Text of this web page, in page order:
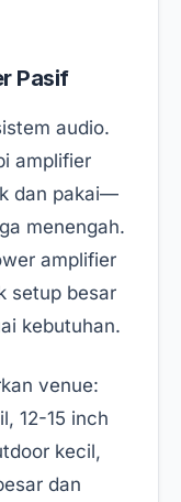
Pasif
audio.
amplifier
dan pakai—
menengah.
amplifier
setup besar
kebutuhan.
venue:
12-15 inch
kecil,
dan